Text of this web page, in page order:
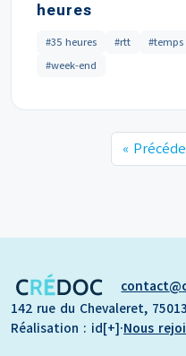
heures
#35 heures #rtt
#week-end
«
contact
142 rue du Chevaleret,
Réalisation : id[+]·Nous